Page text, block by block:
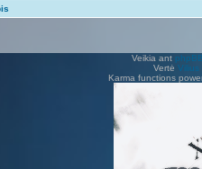
Veikia ant
Vertė Vilius
Karma functions